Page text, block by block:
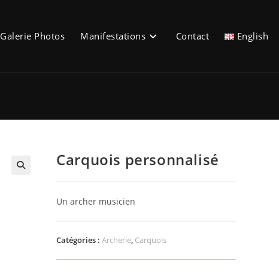
Galerie Photos Manifestations Contact English
Carquois personnalisé
Un archer musicien
Catégories :Archerie, Carquois